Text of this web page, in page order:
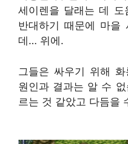
세이렌을 달래는 데 도
반대하기 때문에 마을
데… 위에.
그들은 싸우기 위해
원인과 결과는 알 수
르는 것 같았고 다듬을